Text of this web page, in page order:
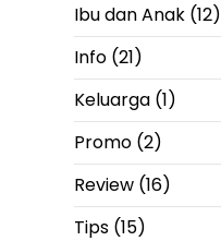
Ibu dan Anak(12)
Info(21)
Keluarga(1)
Promo(2)
Review(16)
Tips(15)